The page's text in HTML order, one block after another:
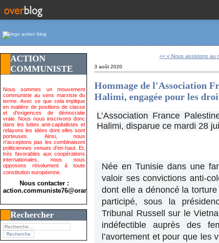
ACTION
COMMUNISTE
Nous sommes un mouvement
communiste au sens marxiste du
terme. Avec ce que cela implique
en matière de positions de classe
et d'exigences de démocratie
vraie. Nous nous inscrivons donc
dans les luttes anti-capitalistes et
relayons les idées dont elles sont
porteuses. Ainsi, nous
n'acceptons pas les combinaisont
politiciennes venues d'en-haut. Et,
très favorables aux coopérations
internationales, nous nous
opposons résolument à toute
constitution européenne.
Nous contacter :
action.communiste76@orange.fr>
Rechercher
<< « Nous assistons au
3 août 2020
Hommage de l'Association
Halimi, engagée pour les
L’Association France
Halimi, disparue ce mardi 28
Née en Tunisie dans une
valoir ses convictions anti-
dont elle a dénoncé la
participé, sous la
Tribunal Russell sur le
indéfectible auprès des
l’avortement et pour que